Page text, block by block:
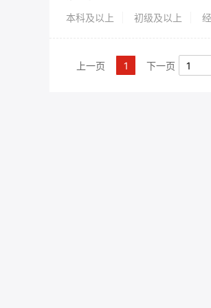
本科及以上 初级及以上
上一页 1 下一页